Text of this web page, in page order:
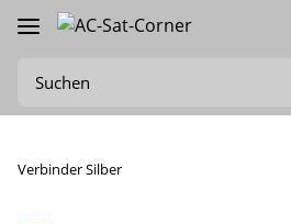
Verbinder Silber